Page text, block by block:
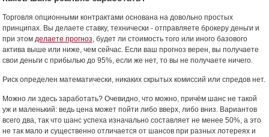
Торговля опционными контрактами основана на довольно простых
принципах. Вы делаете ставку, технически - отправляете брокеру деньги и
при этом делаете прогноз, будет ли стоимость того или иного базового
актива выше или ниже, чем сейчас. Если ваш прогноз верен, вы получаете
свои деньги с прибылью до 95%, если же нет, то вы не получаете ничего.
Риск определен математически, никаких скрытых комиссий или спредов нет.
Можно ли здесь заработать? Очевидно, что можно, причём шанс не такой
уж и маленький: ведь цена может пойти либо вверх, либо вниз. Вариантов
всего два, так что шанс успеха изначально составляет не менее 50%, а это
не так мало и существенно отличается от шансов при разных лотереях и